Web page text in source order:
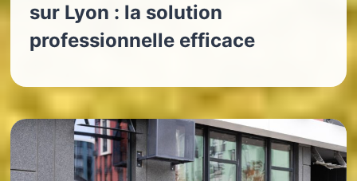
sur Lyon : la solution
professionnelle efficace